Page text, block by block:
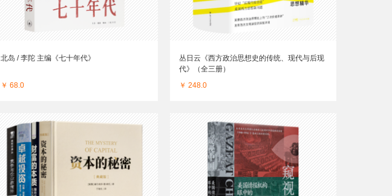
北岛 / 李陀 主编《七十年代》
￥ 68.0
丛日云《西方政治思想史的传统、现代与后现
代》（全三册）
￥ 248.0